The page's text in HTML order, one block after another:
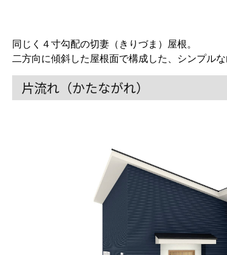
同じく４寸勾配の切妻（きりづま）屋根。
二方向に傾斜した屋根面で構成した、シンプルな
片流れ（かたながれ）